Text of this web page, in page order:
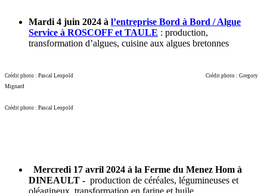
Mardi 4 juin 2024 à l’entreprise Bord à Bord / Algue
Service à ROSCOFF et TAULE : production,
transformation d’algues, cuisine aux algues bretonnes
Crédit photo : Pascal Leopold Crédit photo : Gregory
Mignard
Crédit photo : Pascal Leopold
Mercredi 17 avril 2024 à la Ferme du Menez Hom à
DINEAULT - production de céréales, légumineuses et
oléagineux, transformation en farine et huile.